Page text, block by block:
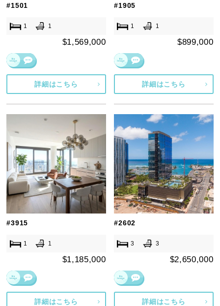
#1501
1 1
$1,569,000
詳細はこちら
#1905
1 1
$899,000
詳細はこちら
#3915
1 1
$1,185,000
詳細はこちら
#2602
3 3
$2,650,000
詳細はこちら